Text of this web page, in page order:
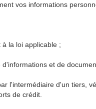
vos informations
la loi applicable ;
et de
l'intermédiaire d'un tiers,
de crédit.